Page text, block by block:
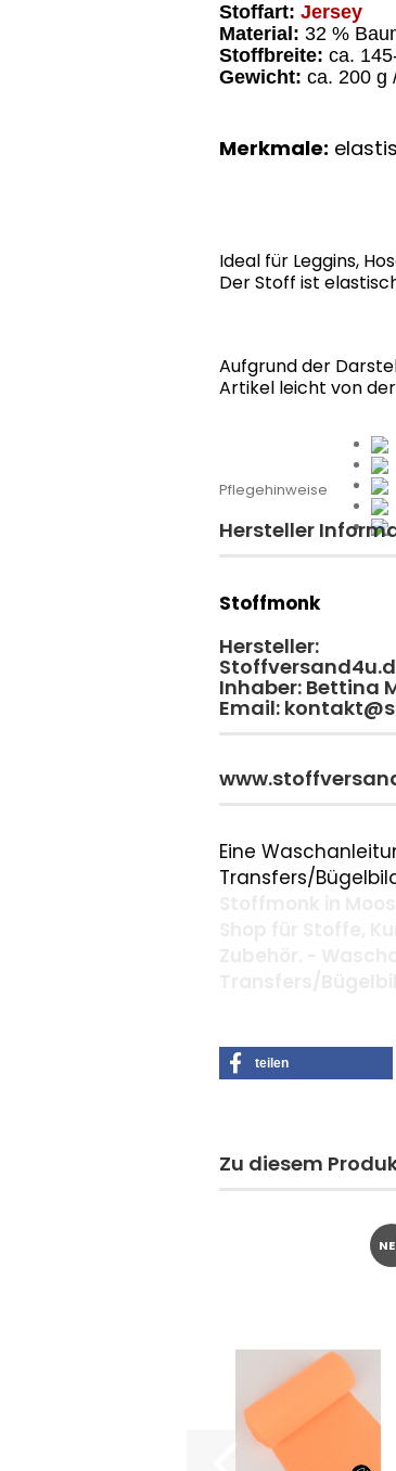
Stoffart: Jersey
Material: 32 %
Stoffbreite: ca.
Gewicht: ca. 200 g
Merkmale:
Ideal für Leggins,
Der Stoff ist
Aufgrund der
Artikel leicht von
Pflegehinweise
Hersteller
Stoffmonk
Hersteller:
Inhaber: Bettina
Email:
Eine
Transfers/
teilen
Zu diesem